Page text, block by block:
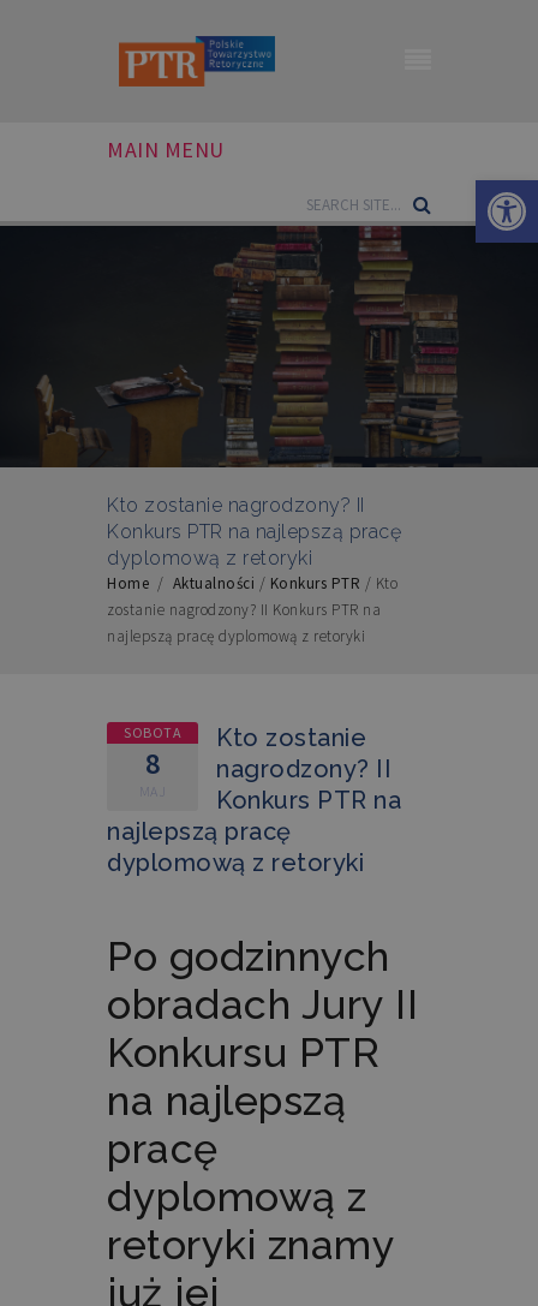
MAIN MENU
Kto zostanie nagrodzony? II
Konkurs PTR na najlepszą pracę
dyplomową z retoryki
Home / Aktualności / Konkurs PTR / Kto
zostanie nagrodzony? II Konkurs PTR na
najlepszą pracę dyplomową z retoryki
SOBOTA
8
MAJ
Kto zostanie
nagrodzony? II
Konkurs PTR na
najlepszą pracę
dyplomową z retoryki
Po godzinnych
obradach Jury II
Konkursu PTR
na najlepszą
pracę
dyplomową z
retoryki znamy
już jej